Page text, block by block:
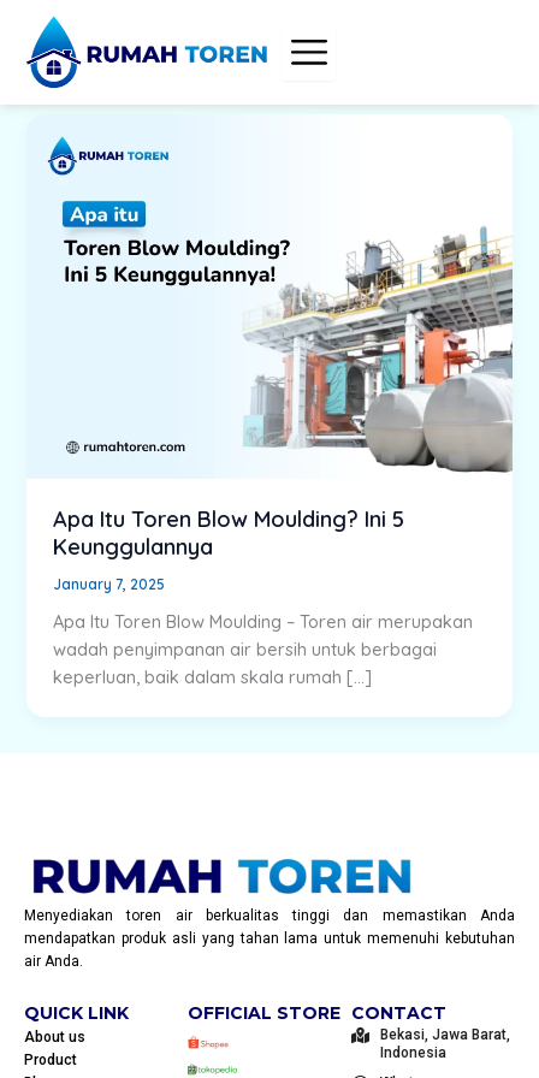
content
Apa Itu Toren Blow Moulding? Ini 5
Keunggulannya
January 7, 2025
Apa Itu Toren Blow Moulding – Toren air merupakan
wadah penyimpanan air bersih untuk berbagai
keperluan, baik dalam skala rumah […]
Menyediakan toren air berkualitas tinggi dan memastikan Anda
mendapatkan produk asli yang tahan lama untuk memenuhi kebutuhan
air Anda.
QUICK LINK
About us
Product
OFFICIAL STORE CONTACT
Bekasi, Jawa Barat,
Indonesia